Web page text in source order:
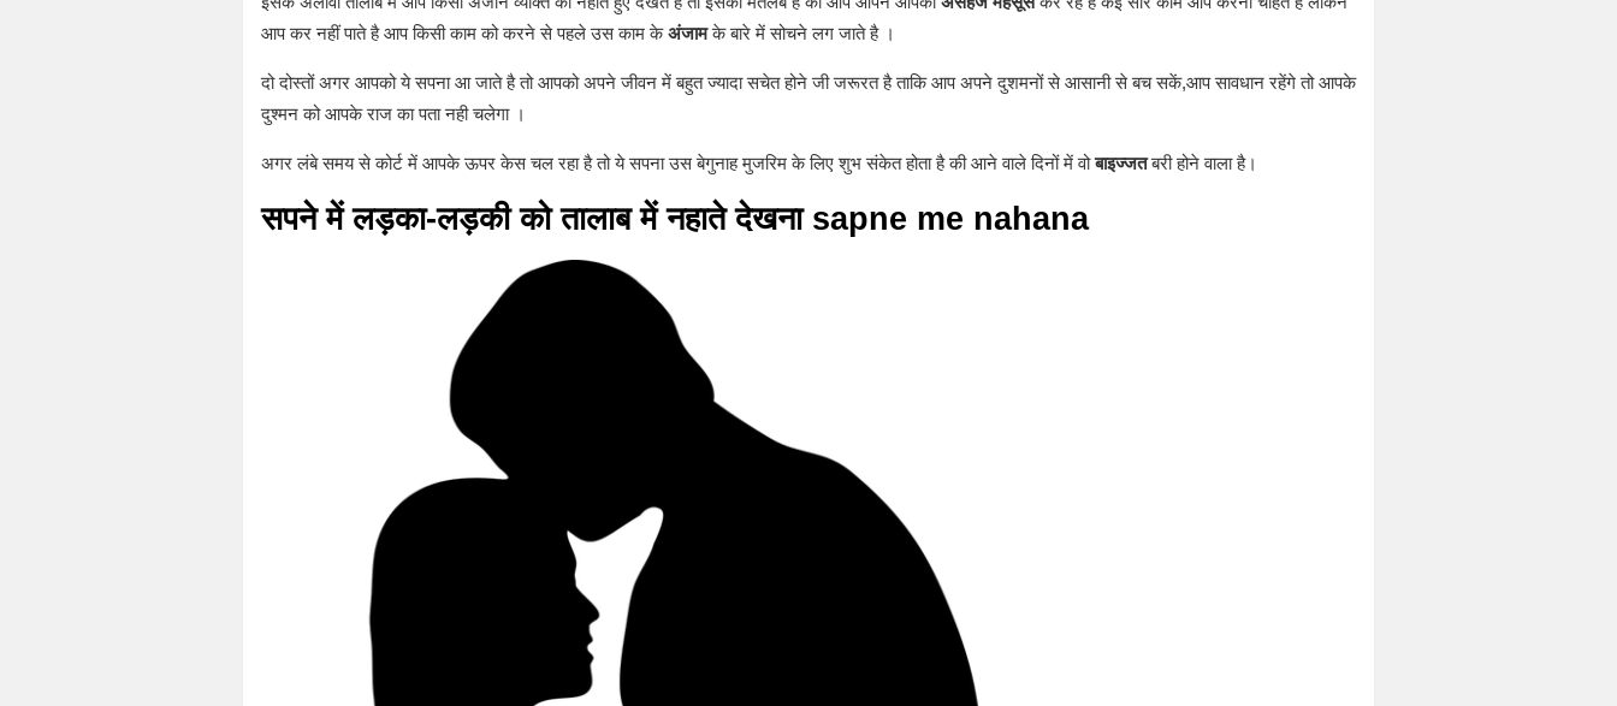
आप कर नहीं पाते है आप किसी काम को करने से पहले उस काम केअंजामके बारे में सोचने लग जाते है ।
दो दोस्तों अगर आपको ये सपना आ जाते है तो आपको अपने जीवन में बहुत ज्यादा सचेत होने जी जरूरत है ताकि आप अपने दुशमनों से आसानी से बच सकें,आप सावधान रहेंगे तो आपके
दुश्मन को आपके राज का पता नही चलेगा ।
अगर लंबे समय से कोर्ट में आपके ऊपर केस चल रहा है तो ये सपना उस बेगुनाह मुजरिम के लिए शुभ संकेत होता है की आने वाले दिनों में वोबाइज्जतबरी होने वाला है।
सपने में लड़का-लड़की को तालाब में नहाते देखना sapne me nahana